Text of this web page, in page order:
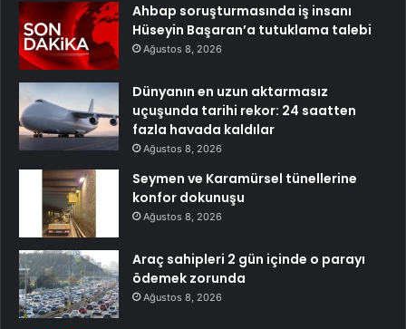
Ahbap soruşturmasında iş insanı
Hüseyin Başaran’a tutuklama talebi
Ağustos 8, 2026
Dünyanın en uzun aktarmasız
uçuşunda tarihi rekor: 24 saatten
fazla havada kaldılar
Ağustos 8, 2026
Seymen ve Karamürsel tünellerine
konfor dokunuşu
Ağustos 8, 2026
Araç sahipleri 2 gün içinde o parayı
ödemek zorunda
Ağustos 8, 2026